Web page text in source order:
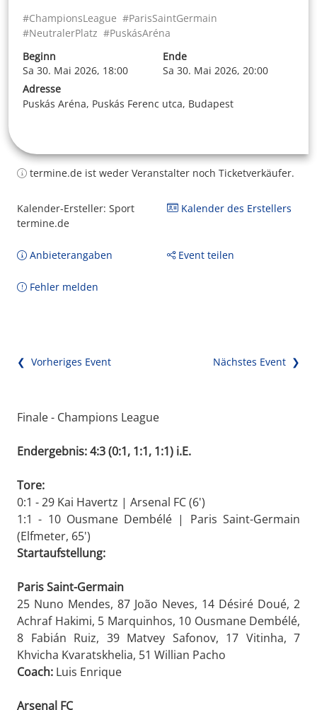
#ChampionsLeague #ParisSaintGermain
#NeutralerPlatz #PuskásAréna
Beginn
Sa 30. Mai 2026, 18:00
Ende
Sa 30. Mai 2026, 20:00
Adresse
Puskás Aréna, Puskás Ferenc utca, Budapest
termine.de ist weder Veranstalter noch Ticketverkäufer.
Kalender-Ersteller: Sport
termine.de
Kalender des Erstellers
Anbieterangaben Event teilen
Fehler melden
❮ Vorheriges Event Nächstes Event ❯
Finale - Champions League
Endergebnis: 4:3 (0:1, 1:1, 1:1) i.E.
Tore:
0:1 - 29 Kai Havertz | Arsenal FC (6')
1:1 - 10 Ousmane Dembélé | Paris Saint-Germain
(Elfmeter, 65')
Startaufstellung:
Paris Saint-Germain
25 Nuno Mendes, 87 João Neves, 14 Désiré Doué, 2
Achraf Hakimi, 5 Marquinhos, 10 Ousmane Dembélé,
8 Fabián Ruiz, 39 Matvey Safonov, 17 Vitinha, 7
Khvicha Kvaratskhelia, 51 Willian Pacho
Coach: Luis Enrique
Arsenal FC